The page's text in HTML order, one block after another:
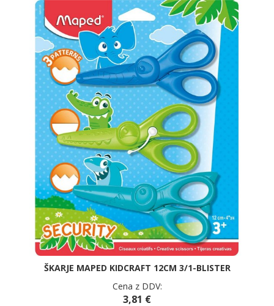
ŠKARJE MAPED KIDCRAFT 12CM 3/1-BLISTER
Cena z DDV:
3,81 €